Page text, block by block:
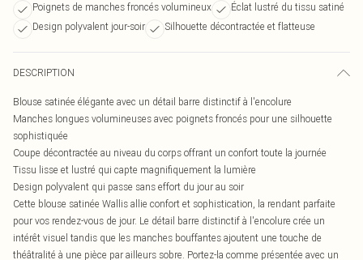
Poignets de manches froncés volumineux
Éclat lustré du tissu satiné
Design polyvalent jour-soir
Silhouette décontractée et flatteuse
DESCRIPTION
Blouse satinée élégante avec un détail barre distinctif à l'encolure
Manches longues volumineuses avec poignets froncés pour une silhouette
sophistiquée
Coupe décontractée au niveau du corps offrant un confort toute la journée
Tissu lisse et lustré qui capte magnifiquement la lumière
Design polyvalent qui passe sans effort du jour au soir
Cette blouse satinée Wallis allie confort et sophistication, la rendant parfaite
pour vos rendez-vous de jour. Le détail barre distinctif à l'encolure crée un
intérêt visuel tandis que les manches bouffantes ajoutent une touche de
théâtralité à une pièce par ailleurs sobre. Portez-la comme présentée avec un